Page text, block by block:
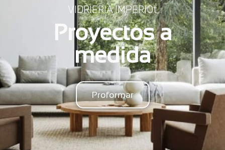
VIDRIERIA IMPERIOt
Proyectos a
medida
Proformar